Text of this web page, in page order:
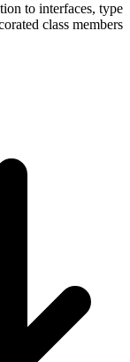
to interfaces, type
class members.